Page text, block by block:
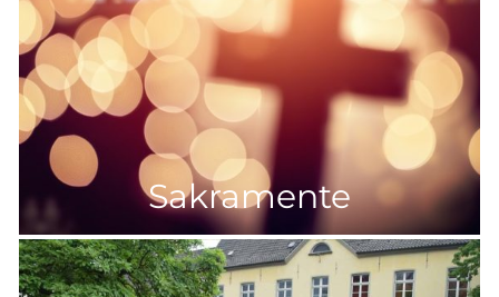
Sakramente